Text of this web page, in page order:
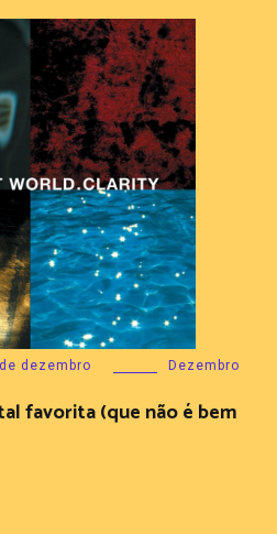
dezembro
Dezembro
favorita (que não é bem